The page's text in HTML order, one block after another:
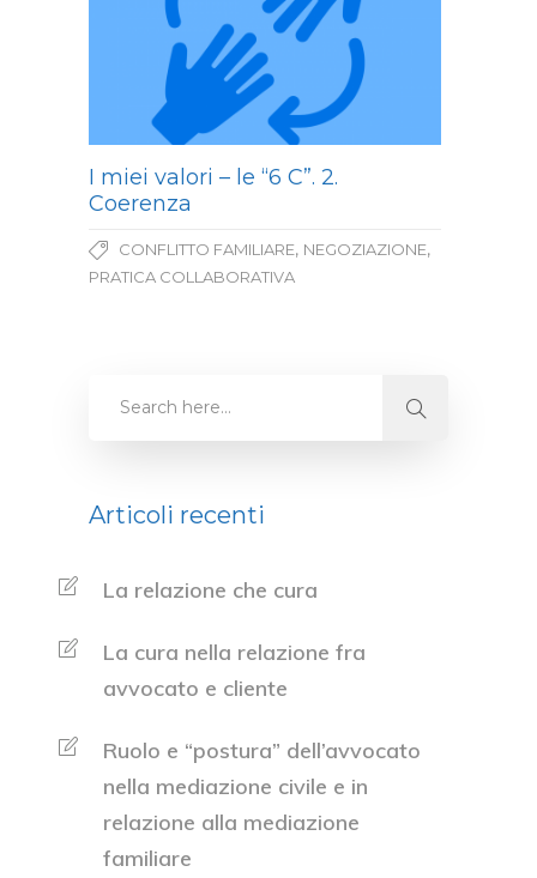
I miei valori – le “6 C”. 2.
Coerenza
CONFLITTO FAMILIARE, NEGOZIAZIONE,
PRATICA COLLABORATIVA
Articoli recenti
La relazione che cura
La cura nella relazione fra
avvocato e cliente
Ruolo e “postura” dell’avvocato
nella mediazione civile e in
relazione alla mediazione
familiare